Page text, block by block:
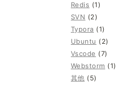
Redis (1)
SVN (2)
Typora (1)
Ubuntu (2)
Vscode (7)
Webstorm (1)
其他 (5)